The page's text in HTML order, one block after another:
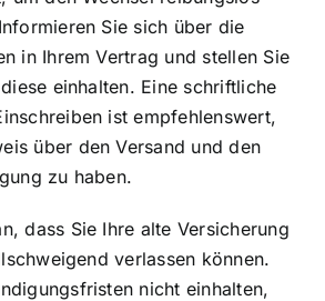
Sie sich über die
in Ihrem Vertrag und stellen Sie
einhalten. Eine schriftliche
ist empfehlenswert,
über den Versand und den
zu haben.
dass Sie Ihre alte Versicherung
verlassen können.
nicht einhalten,